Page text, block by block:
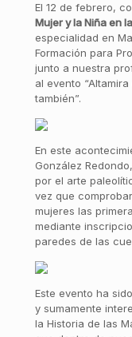
El 12 de febrero,
Mujer y la Niña en
especialidad en
Formación para
junto a nuestra
al evento
también”.
En este
González
por el arte
vez que
mujeres las
mediante
paredes de las
Este evento ha
y sumamente
la Historia de las